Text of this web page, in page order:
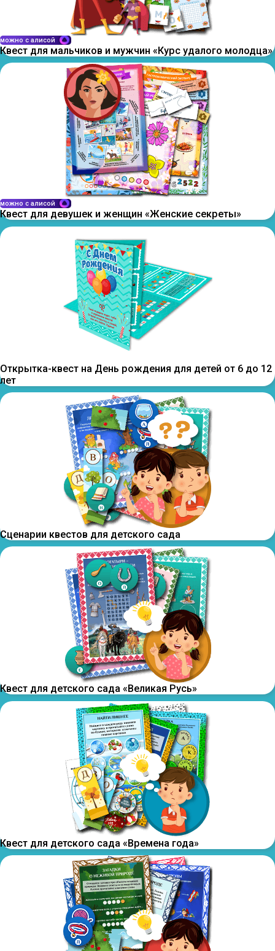
можно с алисой
Квест для мальчиков и мужчин «Курс удалого молодца»
можно с алисой
Квест для девушек и женщин «Женские секреты»
Открытка-квест на День рождения для детей от 6 до 12
лет
Сценарии квестов для детского сада
Квест для детского сада «Великая Русь»
Квест для детского сада «Времена года»